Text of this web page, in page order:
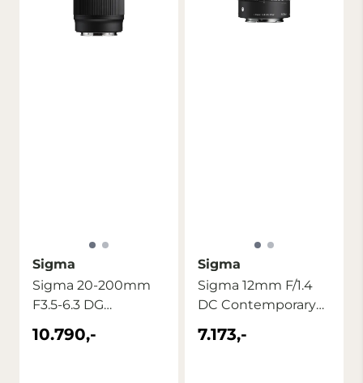
Sigma
Sigma 20-200mm
F3.5-6.3 DG
Contemporary Sony
FE
10.790,-
Sigma
Sigma 12mm F/1.4
DC Contemporary
7.173,-